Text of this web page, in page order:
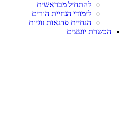
להתחיל מבראשית
לימודי הנחיית הורים
הנחיית סדנאות זוגיות
הכשרת יועצים